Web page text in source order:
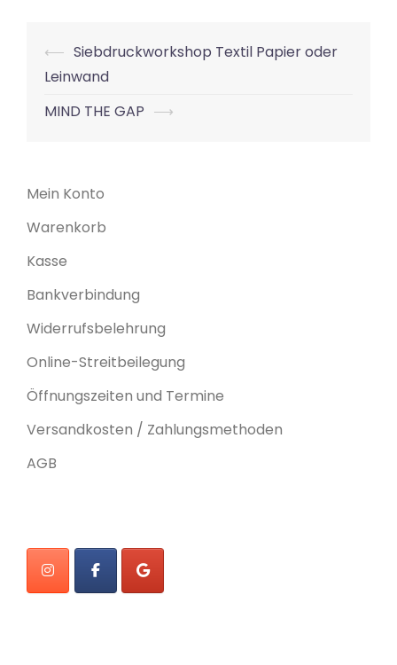
Beitrags-
Navigation
⟵ Siebdruckworkshop Textil Papier oder
Leinwand
MIND THE GAP ⟶
Mein Konto
Warenkorb
Kasse
Bankverbindung
Widerrufsbelehrung
Online-Streitbeilegung
Öffnungszeiten und Termine
Versandkosten / Zahlungsmethoden
AGB